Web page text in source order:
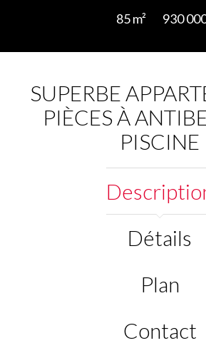
85 m²
930
SUPERBE
PIÈCES À
PISCINE
Détails
Plan
Contact